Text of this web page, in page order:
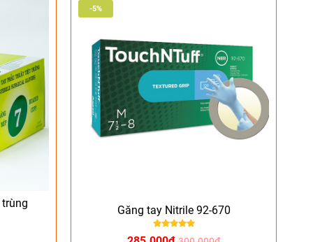
Găng tay Nitrile 92-670
-5%